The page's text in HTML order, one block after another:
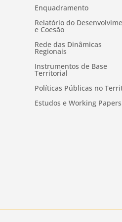
Enquadramento
Relatório do
e Coesão
Rede das Dinâmicas
Regionais
Instrumentos de Base
Territorial
Políticas Públicas no
Estudos e Working Papers